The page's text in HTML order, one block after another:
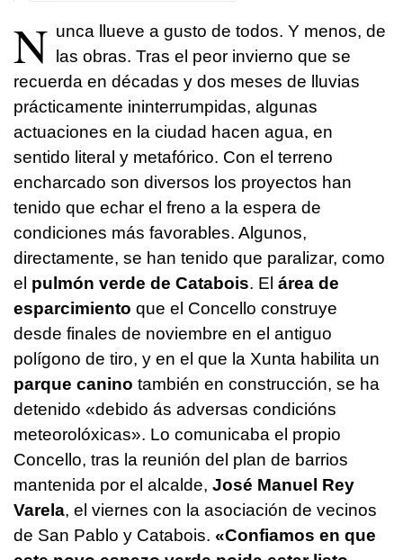
N unca llueve a gusto de todos. Y menos, de
las obras. Tras el peor invierno que se
recuerda en décadas y dos meses de lluvias
prácticamente ininterrumpidas, algunas
actuaciones en la ciudad hacen agua, en
sentido literal y metafórico. Con el terreno
encharcado son diversos los proyectos han
tenido que echar el freno a la espera de
condiciones más favorables. Algunos,
directamente, se han tenido que paralizar, como
el pulmón verde de Catabois. El área de
esparcimiento que el Concello construye
desde finales de noviembre en el antiguo
polígono de tiro, y en el que la Xunta habilita un
parque canino también en construcción, se ha
detenido «debido ás adversas condicións
meteorolóxicas». Lo comunicaba el propio
Concello, tras la reunión del plan de barrios
mantenida por el alcalde, José Manuel Rey
Varela, el viernes con la asociación de vecinos
de San Pablo y Catabois. «Confiamos en que